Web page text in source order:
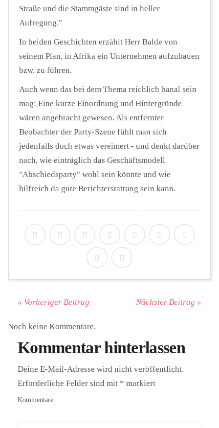
Straße und die Stammgäste sind in heller
Aufregung."
In beiden Geschichten erzählt Herr Balde von
seinem Plan, in Afrika ein Unternehmen aufzubauen
bzw. zu führen.
Auch wenn das bei dem Thema reichlich banal sein
mag: Eine kurze Einordnung und Hintergründe
wären angebracht gewesen. Als entfernter
Beobachter der Party-Szene fühlt man sich
jedenfalls doch etwas vereimert - und denkt darüber
nach, wie einträglich das Geschäftsmodell
"Abschiedsparty" wohl sein könnte und wie
hilfreich da gute Berichterstattung sein kann.
« Vorheriger Beitrag Nächster Beitrag »
Noch keine Kommentare.
Kommentar hinterlassen
Deine E-Mail-Adresse wird nicht veröffentlicht.
Erforderliche Felder sind mit * markiert
Kommentare